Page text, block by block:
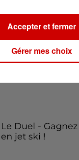
Mans !
Alouette vous
Le Duel -
en jet ski !
Gérer mes choix
Accepter et fermer